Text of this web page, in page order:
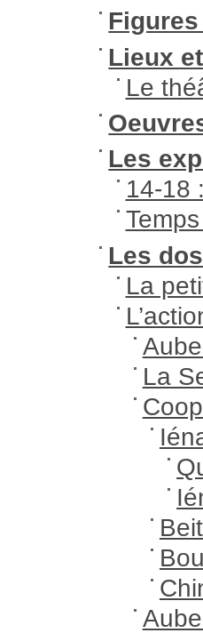
Lieux
Le
Les
14-18
Les
La
La